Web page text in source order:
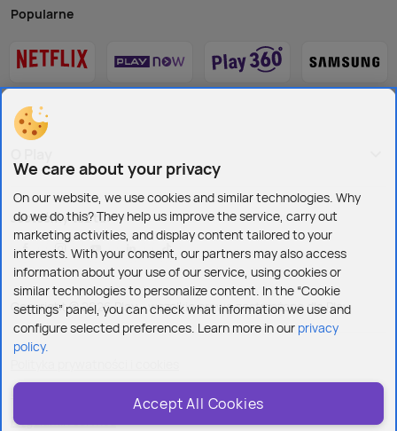
Popularne
Jesteśmy też tu:
Copyright © 2026 Play - wszelkie prawa zastrzeżone dla Play
Ustawienia plików cookies
Regulamin serwisu
We care about your privacy
On our website, we use cookies and similar technologies. Why
do we do this? They help us improve the service, carry out
marketing activities, and display content tailored to your
interests. With your consent, our partners may also access
information about your use of our service, using cookies or
similar technologies to personalize content. In the “Cookie
settings” panel, you can check what information we use and
configure selected preferences. Learn more in our privacy
policy.
Accept All Cookies